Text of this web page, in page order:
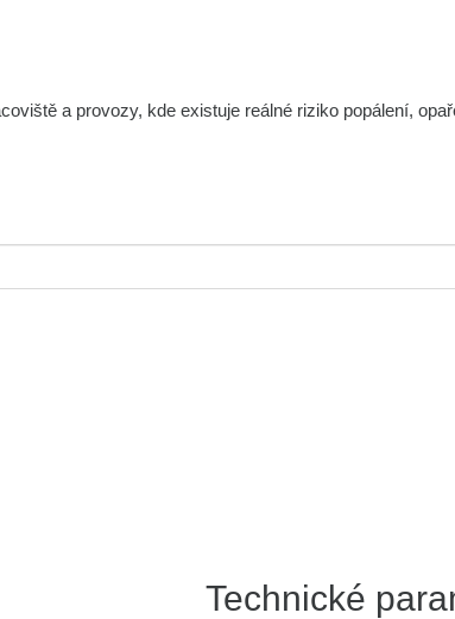
a provozy, kde existuje reálné riziko popálení,
Technické